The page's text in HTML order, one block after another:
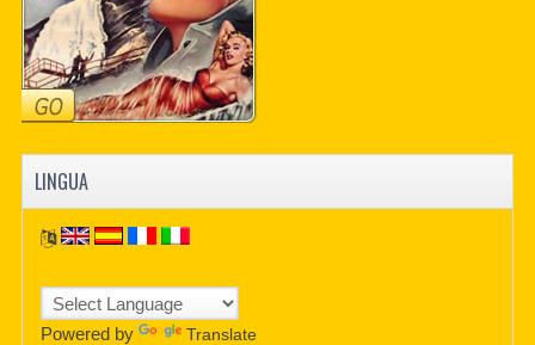
LINGUA
Powered by Translate